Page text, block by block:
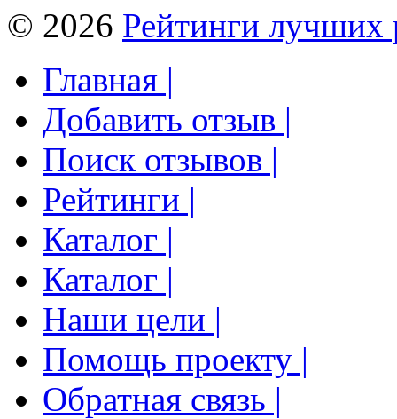
© 2026 Рейтинги лучших
Главная |
Добавить отзыв |
Поиск отзывов |
Рейтинги |
Каталог |
Каталог |
Наши цели |
Помощь проекту |
Обратная связь |